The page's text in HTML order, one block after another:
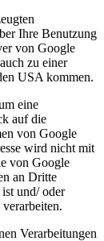
Ihre Benutzung
von Google
zu einer
USA kommen.
eine
auf die
von Google
wird nicht mit
von Google
an Dritte
und/ oder
Verarbeitungen